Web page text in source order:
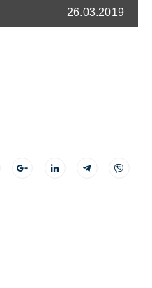
26.03.2019